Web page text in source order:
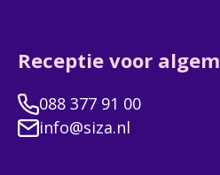
een cliënt. Een adviseur
na ontvangst van het
twee werkdagen contact
Receptie voor
088 377 91 00
info@siza.nl